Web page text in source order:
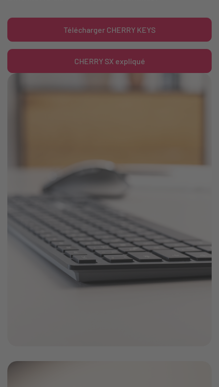
Télécharger CHERRY KEYS
CHERRY SX expliqué